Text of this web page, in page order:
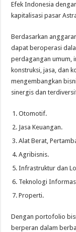
Efek Indonesia
kapitalisasi pasar
Berdasarkan
dapat beroperasi
perdagangan umum,
konstruksi, jasa, dan
mengembangkan
sinergis dan
Otomotif.
Jasa Keuangan.
Alat Berat,
Agribisnis.
Infrastruktur dan
Teknologi
Properti.
Dengan portofolio
berperan dalam